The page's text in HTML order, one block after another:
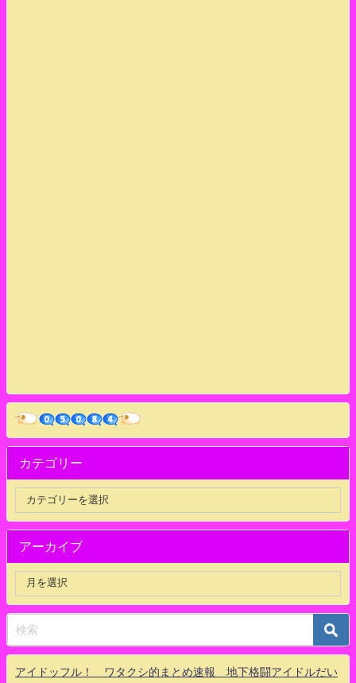
カテゴリー
アーカイブ
アイドッフル！ ワタクシ的まとめ速報 地下格闘アイドルだい